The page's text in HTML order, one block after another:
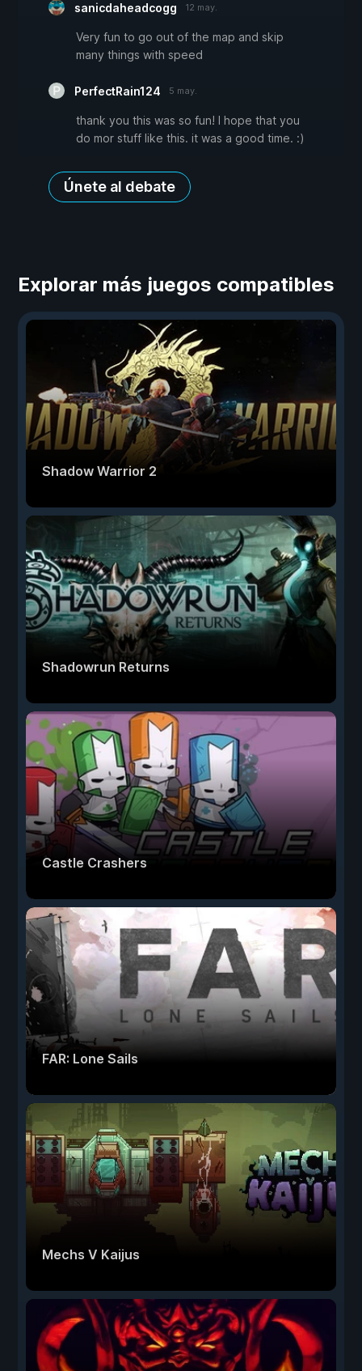
sanicdaheadcogg 12 may.
Very fun to go out of the map and skip
many things with speed
PerfectRain124 5 may.
thank you this was so fun! I hope that you
do mor stuff like this. it was a good time. :)
Únete al debate
Explorar más juegos compatibles
Shadow Warrior 2
Shadowrun Returns
Castle Crashers
FAR: Lone Sails
Mechs V Kaijus